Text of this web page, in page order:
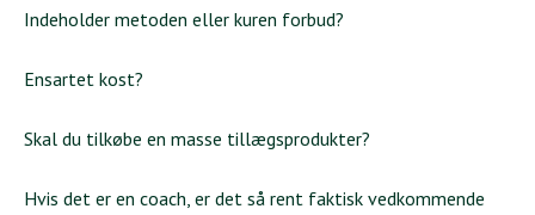
Indeholder metoden eller kuren forbud?
Ensartet kost?
Skal du tilkøbe en masse tillægsprodukter?
Hvis det er en coach, er det så rent faktisk vedkommende